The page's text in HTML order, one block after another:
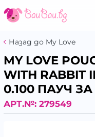
Назад до My Love
MY LOVE
WITH RABBIT
0.100 ПАУЧ
АРТ.№: 279549